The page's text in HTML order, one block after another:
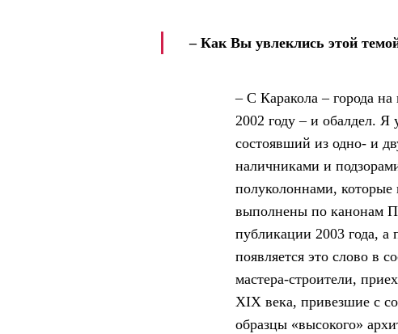
– Как Вы увлеклись этой
– С Каракола – города
2002 году – и обалдел. Я
состоявший из одно- и
наличниками и
полуколоннами,
выполнены по канонам
публикации 2003 года, а
появляется это слово в
мастера-строители,
XIX века, привезшие с
образцы «высокого»